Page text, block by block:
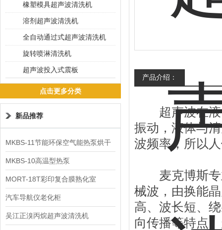
产品介绍：
超声波在液
振动，液体与
波频率，所以
麦克博斯专
械波，由换能
高、波长短、
向传播等特点
橡塑模具超声波清洗机
溶剂超声波清洗机
全自动通过式超声波清洗机
旋转喷淋清洗机
超声波投入式震板
点击更多分类
新品推荐
MKBS-11节能环保空气能热泵烘干
机
MKBS-10高温型热泵
MORT-18T彩印复合膜熟化室
汽车导航仪老化柜
吴江正溴丙烷超声波清洗机